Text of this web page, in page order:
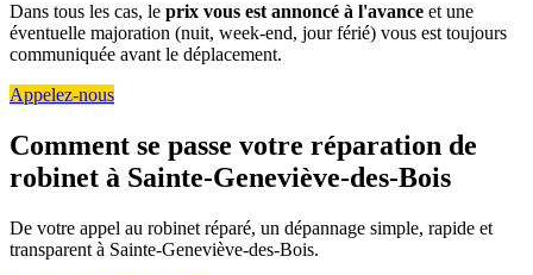
Dans tous les cas, le prix vous est annoncé à l'avance et une
éventuelle majoration (nuit, week-end, jour férié) vous est toujours
communiquée avant le déplacement.
Appelez-nous
Comment se passe votre réparation de
robinet à Sainte-Geneviève-des-Bois
De votre appel au robinet réparé, un dépannage simple, rapide et
transparent à Sainte-Geneviève-des-Bois.